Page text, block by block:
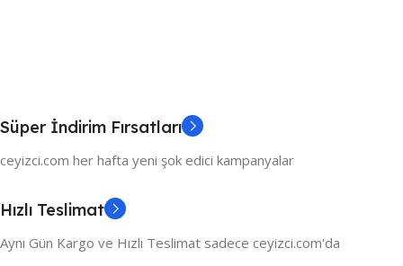
Süper İndirim Fırsatları
ceyizci.com her hafta yeni şok edici kampanyalar
Hızlı Teslimat
Aynı Gün Kargo ve Hızlı Teslimat sadece ceyizci.com'da